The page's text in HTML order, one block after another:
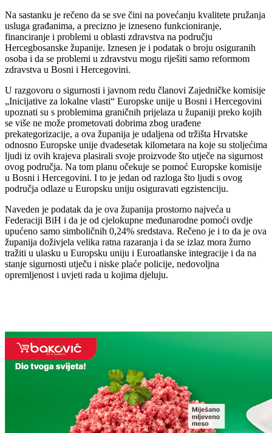
Na sastanku je rečeno da se sve čini na povećanju kvalitete pružanja
usluga građanima, a precizno je izneseno funkcioniranje,
financiranje i problemi u oblasti zdravstva na području
Hercegbosanske županije. Iznesen je i podatak o broju osiguranih
osoba i da se problemi u zdravstvu mogu riješiti samo reformom
zdravstva u Bosni i Hercegovini.
U razgovoru o sigurnosti i javnom redu članovi Zajedničke komisije
„Inicijative za lokalne vlasti“ Europske unije u Bosni i Hercegovini
upoznati su s problemima graničnih prijelaza u županiji preko kojih
se više ne može prometovati dobrima zbog urađene
prekategorizacije, a ova županija je udaljena od tržišta Hrvatske
odnosno Europske unije dvadesetak kilometara na koje su stoljećima
ljudi iz ovih krajeva plasirali svoje proizvode što utječe na sigurnost
ovog područja. Na tom planu očekuje se pomoć Europske komisije
u Bosni i Hercegovini. I to je jedan od razloga što ljudi s ovog
područja odlaze u Europsku uniju osiguravati egzistenciju.
Naveden je podatak da je ova županija prostorno najveća u
Federaciji BiH i da je od cjelokupne međunarodne pomoći ovdje
upućeno samo simboličnih 0,24% sredstava. Rečeno je i to da je ova
županija doživjela velika ratna razaranja i da se izlaz mora žurno
tražiti u ulasku u Europsku uniju i Euroatlanske integracije i da na
stanje sigurnosti utječu i niske plaće policije, nedovoljna
opremljenost i uvjeti rada u kojima djeluju.